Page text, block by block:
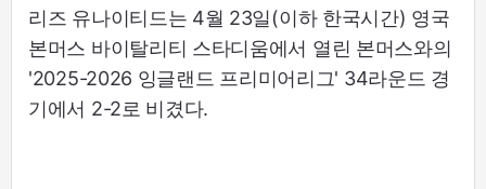
리즈 유나이티드는 4월 23일(이하 한국시간) 영국
본머스 바이탈리티 스타디움에서 열린 본머스와의
'2025-2026 잉글랜드 프리미어리그' 34라운드 경
기에서 2-2로 비겼다.